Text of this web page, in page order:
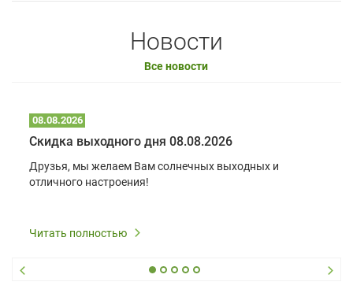
Новости
Все новости
08.08.2026
Скидка выходного дня 08.08.2026
Друзья, мы желаем Вам солнечных выходных и
отличного настроения!
Читать полностью